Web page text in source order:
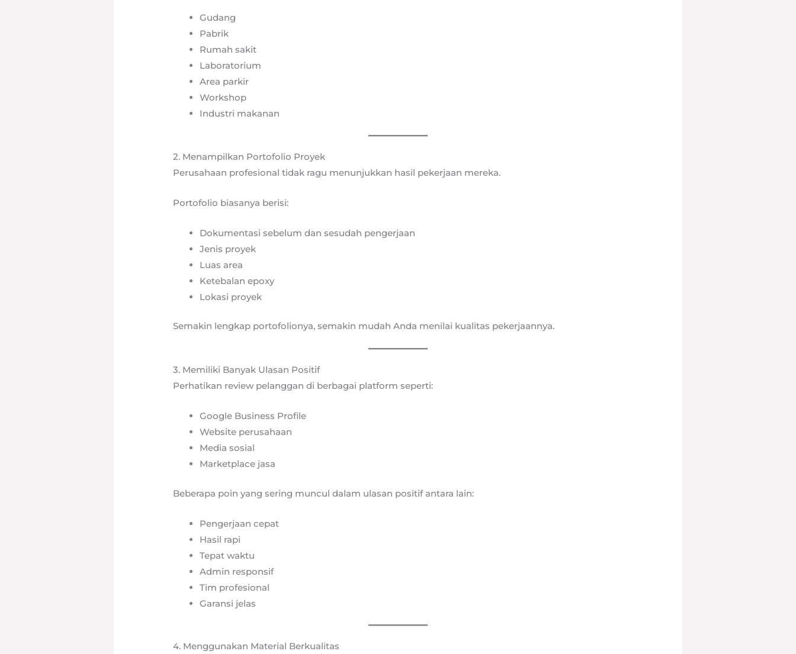
Gudang
Pabrik
Rumah sakit
Laboratorium
Area parkir
Workshop
Industri makanan
2. Menampilkan Portofolio Proyek
Perusahaan profesional tidak ragu menunjukkan hasil pekerjaan mereka.
Portofolio biasanya berisi:
Dokumentasi sebelum dan sesudah pengerjaan
Jenis proyek
Luas area
Ketebalan epoxy
Lokasi proyek
Semakin lengkap portofolionya, semakin mudah Anda menilai kualitas pekerjaannya.
3. Memiliki Banyak Ulasan Positif
Perhatikan review pelanggan di berbagai platform seperti:
Google Business Profile
Website perusahaan
Media sosial
Marketplace jasa
Beberapa poin yang sering muncul dalam ulasan positif antara lain:
Pengerjaan cepat
Hasil rapi
Tepat waktu
Admin responsif
Tim profesional
Garansi jelas
4. Menggunakan Material Berkualitas